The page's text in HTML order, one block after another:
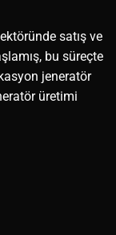
satış ve
bu süreçte
jeneratör
üretimi